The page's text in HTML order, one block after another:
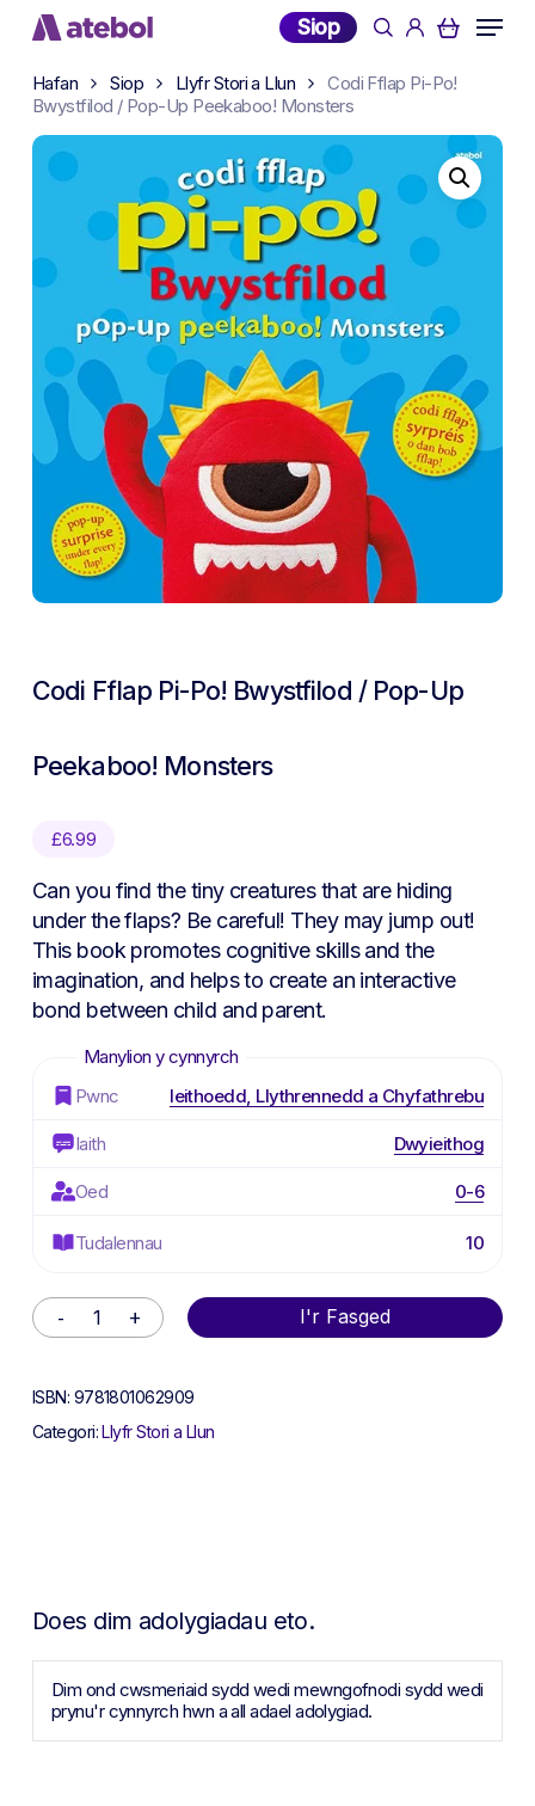
Skip
main
content
Siop searchaccount
Menu
Hafan Siop Llyfr Stori a Llun
Codi Fflap Pi-Po!
Bwystfilod / Pop-Up Peekaboo! Monsters
Codi Fflap Pi-Po! Bwystfilod / Pop-Up
Peekaboo! Monsters
£6.99
Can you find the tiny creatures that are hiding
under the flaps? Be careful! They may jump out!
This book promotes cognitive skills and the
imagination, and helps to create an interactive
bond between child and parent.
Pwnc Ieithoedd, Llythrennedd a Chyfathrebu
Iaith Dwyieithog
Oed 0-6
Tudalennau 10
I'r Fasged
Alternative:
ISBN: 9781801062909
Categori:Llyfr Stori a Llun
Does dim adolygiadau eto.
Dim ond cwsmeriaid sydd wedi mewngofnodi sydd wedi
prynu'r cynnyrch hwn a all adael adolygiad.